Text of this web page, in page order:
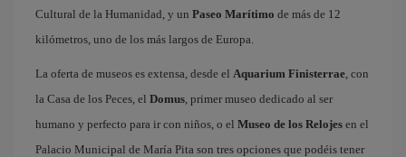
Cultural de la Humanidad, y un Paseo Marítimo de más de 12
kilómetros, uno de los más largos de Europa.
La oferta de museos es extensa, desde el Aquarium Finisterrae, con
la Casa de los Peces, el Domus, primer museo dedicado al ser
humano y perfecto para ir con niños, o el Museo de los Relojes en el
Palacio Municipal de María Pita son tres opciones que podéis tener